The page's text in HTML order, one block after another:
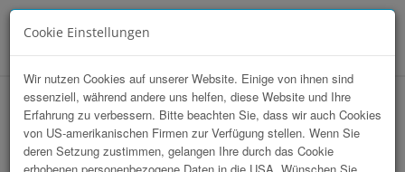
hr-lounge Ost zu Gast bei Caritas
Erzdiözese Wien
Cookie Einstellungen
Wir nutzen Cookies auf unserer Website. Einige von ihnen sind
essenziell, während andere uns helfen, diese Website und Ihre
Erfahrung zu verbessern. Bitte beachten Sie, dass wir auch Cookies
von US-amerikanischen Firmen zur Verfügung stellen. Wenn Sie
deren Setzung zustimmen, gelangen Ihre durch das Cookie